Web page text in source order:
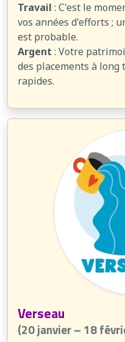
Travail : C'est le
vos années d'efforts ;
est probable.
Argent : Votre
des placements à
rapides.
Verseau
(20 janvier – 18